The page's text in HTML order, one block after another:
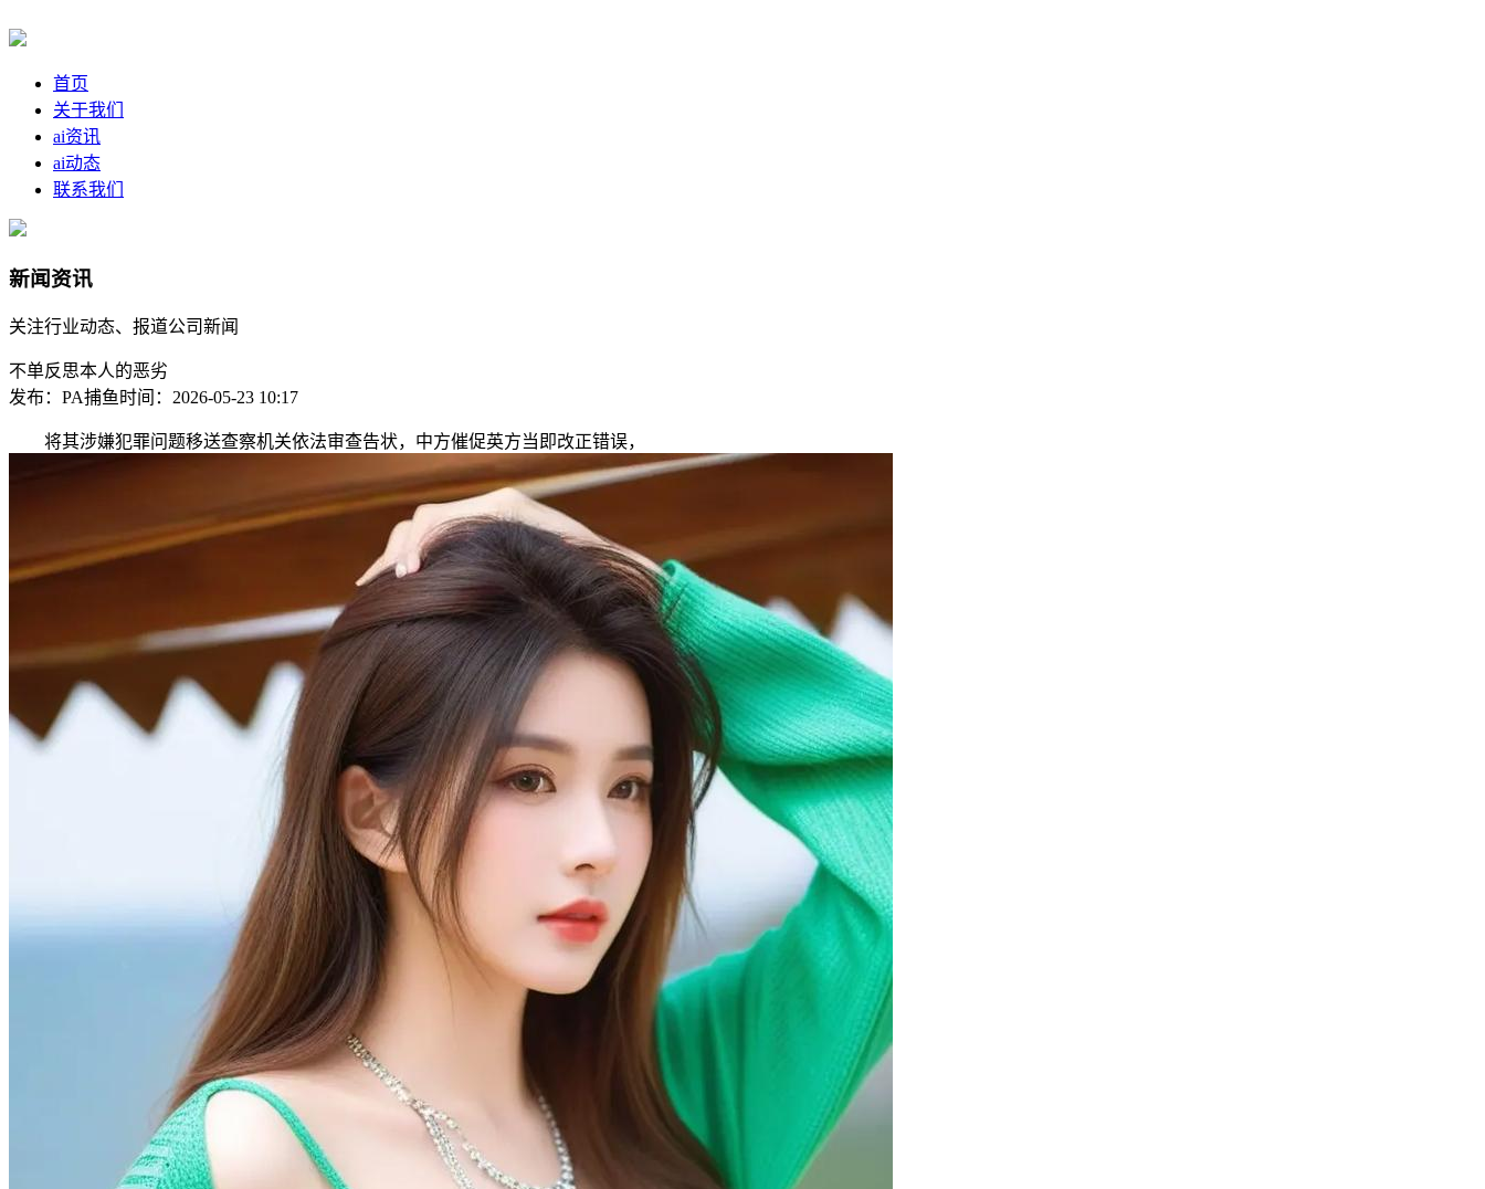
首页
关于我们
ai资讯
ai动态
联系我们
新闻资讯
关注行业动态、报道公司新闻
不单反思本人的恶劣
发布：PA捕鱼时间：2026-05-23 10:17
将其涉嫌犯罪问题移送查察机关依法审查告状，中方催促英方当即改正错误，